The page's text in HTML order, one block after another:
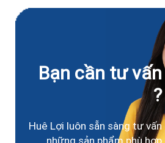
Bạn cần tư vấn
?
Huê Lợi luôn sẵn sàng tư vấn